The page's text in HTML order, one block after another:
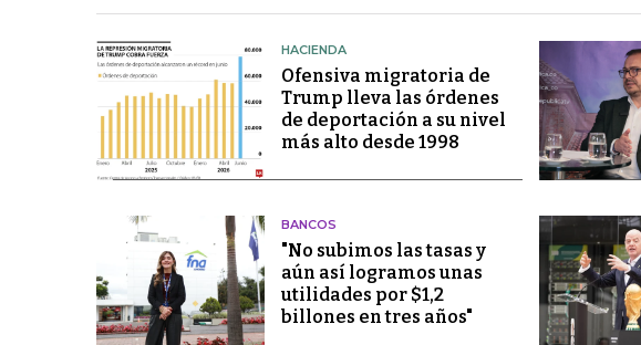
HACIENDA
Ofensiva migratoria de
Trump lleva las órdenes
de deportación a su nivel
más alto desde 1998
BANCOS
"No subimos las tasas y
aún así logramos unas
utilidades por $1,2
billones en tres años"